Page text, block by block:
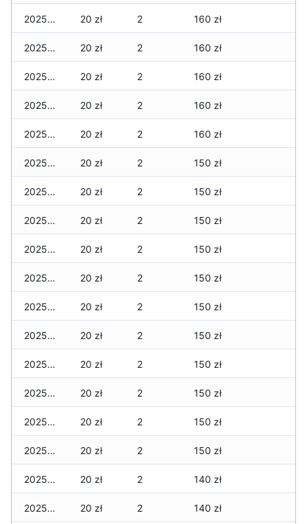
2025-12-22 20 zł 2 160 zł
2025-12-21 20 zł 2 160 zł
2025-12-20 20 zł 2 160 zł
2025-12-19 20 zł 2 160 zł
2025-12-18 20 zł 2 160 zł
2025-12-17 20 zł 2 150 zł
2025-12-16 20 zł 2 150 zł
2025-12-15 20 zł 2 150 zł
2025-12-14 20 zł 2 150 zł
2025-12-13 20 zł 2 150 zł
2025-12-12 20 zł 2 150 zł
2025-12-11 20 zł 2 150 zł
2025-12-10 20 zł 2 150 zł
2025-12-09 20 zł 2 150 zł
2025-12-08 20 zł 2 150 zł
2025-12-07 20 zł 2 150 zł
2025-12-06 20 zł 2 140 zł
2025-12-05 20 zł 2 140 zł